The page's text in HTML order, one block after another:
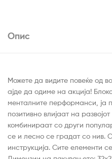
Опис
Можете да видите повеќе од
ајде да одиме на акција!
менталните перформанси, ја
позитивно влијаат на
комбинираат со други
се и лесно се градат со нив.
инструкција. Сите елементи